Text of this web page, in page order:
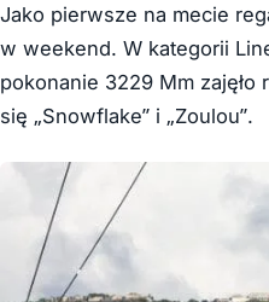
Jako pierwsze na mecie
w weekend. W kategorii
pokonanie 3229 Mm
się „Snowflake” i „Zoulou”.